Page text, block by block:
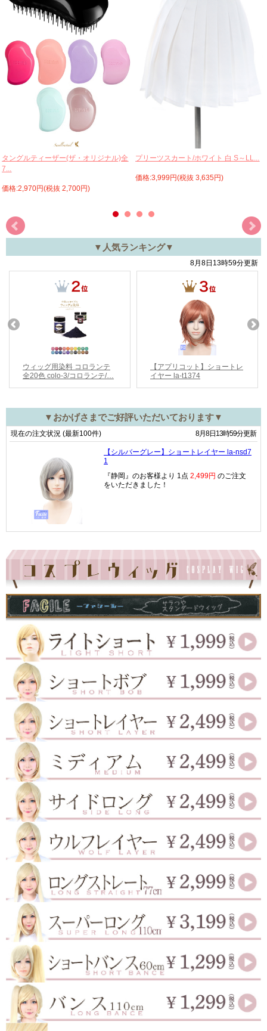
タングルティーザー(ザ・オリジナル)全
7...
価格:2,970円(税抜 2,700円)
プリーツスカート/ホワイト 白 S～LL...
価格:3,999円(税抜 3,635円)
▼人気ランキング▼
▼おかげさまでご好評いただいております▼